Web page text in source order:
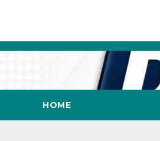
Skip
HOME